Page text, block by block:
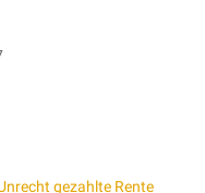
gezahlte Rente